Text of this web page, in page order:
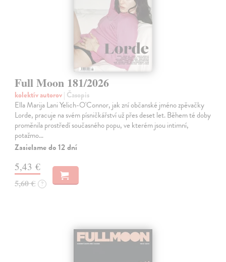
Full Moon 181/2026
kolektív autorov| Časopis
Ella Marija Lani Yelich-O'Connor, jak zní občanské jméno zpěvačky
Lorde, pracuje na svém písničkářství už přes deset let. Během té doby
proměnila prostředí současného popu, ve kterém jsou intimní,
potažmo…
Zasielame do 12 dní
5,43 €
5,60 € ?